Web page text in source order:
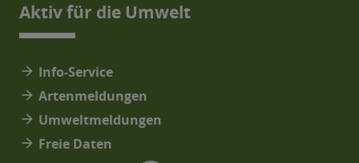
Aktiv für die Umwelt
arrow_forward Info-Service
arrow_forward Artenmeldungen
arrow_forward Umweltmeldungen
arrow_forward Freie Daten